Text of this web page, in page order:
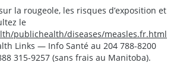
la rougeole, les risques d’exposition et
le
publichealth/diseases/measles.fr.html
Links — Info Santé au 204 788-8200
315-9257 (sans frais au Manitoba).